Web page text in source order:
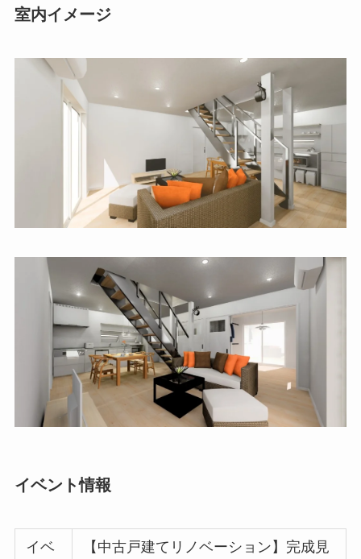
室内イメージ
イベント情報
イベ 【中古戸建てリノベーション】完成見